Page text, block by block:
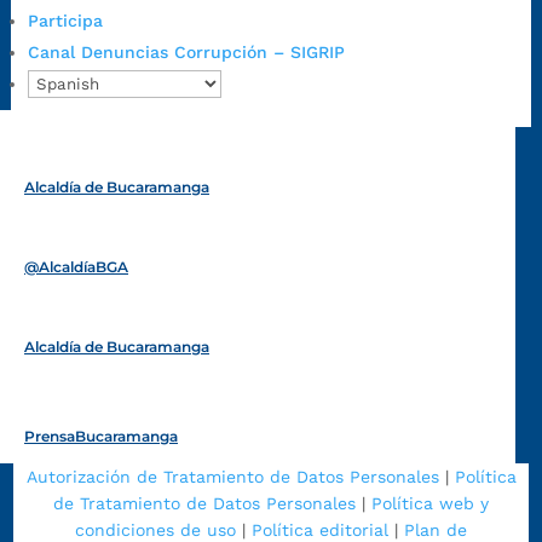
Participa
Canal Denuncias Corrupción – SIGRIP
Radique aquí su queja disciplinaria:
https://www.bucaramanga.gov.co/gobierno-ciudadanos-
1/secretarias/oficina-de-control-interno-disciplinario/
Alcaldía de Bucaramanga
@AlcaldíaBGA
Alcaldía de Bucaramanga
PrensaBucaramanga
Autorización de Tratamiento de Datos Personales| Política
de Tratamiento de Datos Personales | Política web y
condiciones de uso | Política editorial | Plan de